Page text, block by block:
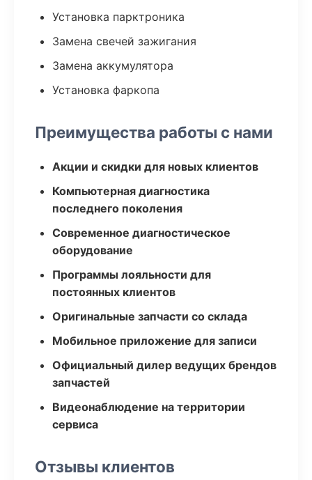
Установка парктроника
Замена свечей зажигания
Замена аккумулятора
Установка фаркопа
Преимущества работы с нами
Акции и скидки для новых клиентов
Компьютерная диагностика
последнего поколения
Современное диагностическое
оборудование
Программы лояльности для
постоянных клиентов
Оригинальные запчасти со склада
Мобильное приложение для записи
Официальный дилер ведущих брендов
запчастей
Видеонаблюдение на территории
сервиса
Отзывы клиентов